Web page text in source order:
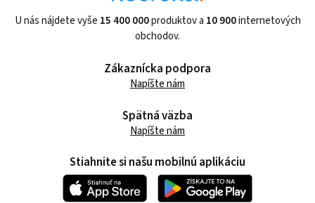
U nás nájdete vyše 15 400 000produktov a 10 900internetových
obchodov.
Zákaznícka podpora
Napíšte nám
Spätná väzba
Napíšte nám
Stiahnite si našu mobilnú aplikáciu